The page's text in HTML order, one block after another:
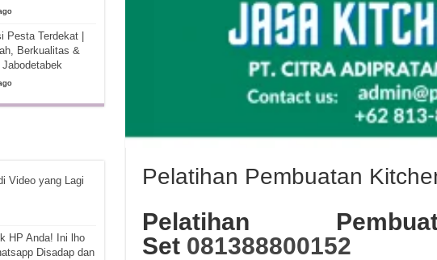
Pelatihan Pembuatan
Pelatihan
Set 081388800152
Pesta Terdekat |
Berkualitas &
Video yang Lagi
HP Anda! Ini lho
Disadap dan